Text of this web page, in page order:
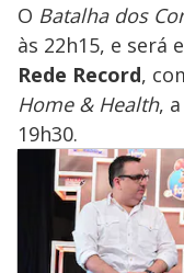
O Batalha dos
às 22h15, e será
Rede Record,
Home & Health,
19h30.